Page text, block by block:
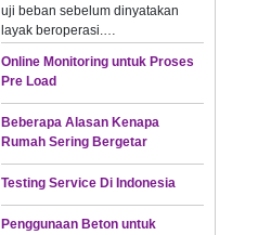
uji beban sebelum dinyatakan
layak beroperasi.…
Online Monitoring untuk Proses
Pre Load
Beberapa Alasan Kenapa
Rumah Sering Bergetar
Testing Service Di Indonesia
Penggunaan Beton untuk